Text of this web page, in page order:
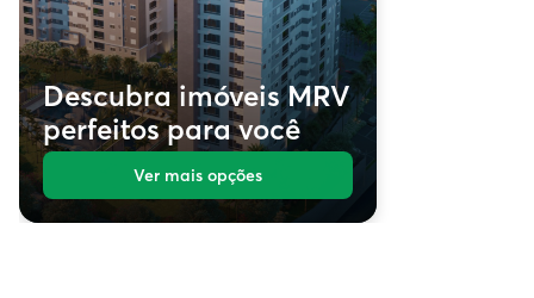
Descubra imóveis MRV
perfeitos para você
Ver mais opções